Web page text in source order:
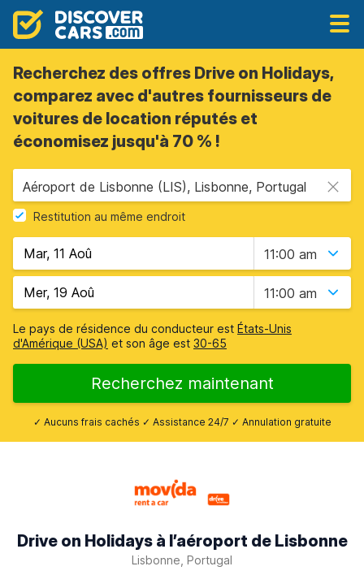
Recherchez des offres Drive on Holidays,
comparez avec d'autres fournisseurs de
voitures de location réputés et
économisez jusqu'à 70 % !
Aéroport de Lisbonne (LIS), Lisbonne, Portugal
Restitution au même endroit
11:00 am
11:00 am
Le pays de résidence du conducteur est États-Unis
d'Amérique (USA) et son âge est 30-65
Recherchez maintenant
✓ Aucuns frais cachés ✓ Assistance 24/7 ✓ Annulation gratuite
Drive on Holidays à l’aéroport de Lisbonne
Lisbonne, Portugal